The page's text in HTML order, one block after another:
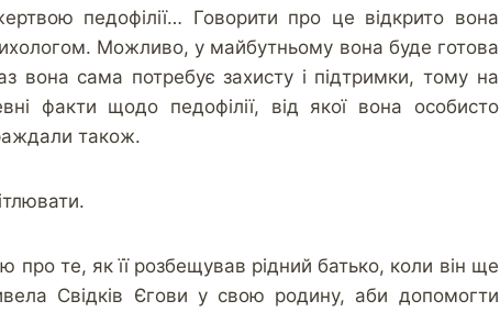
педофілії… Говорити про це відкрито вона
Можливо, у майбутньому вона буде готова
вона сама потребує захисту і підтримки, тому на
факти щодо педофілії, від якої вона особисто
також.
про те, як її розбещував рідний батько, коли він ще
Свідків Єгови у свою родину, аби допомогти